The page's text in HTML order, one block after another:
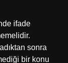
ifade
sonra
bir konu